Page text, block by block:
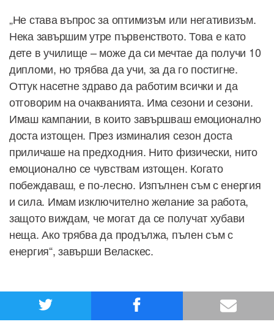
„Не става въпрос за оптимизъм или негативизъм.
Нека завършим утре първенството. Това е като
дете в училище – може да си мечтае да получи 10
дипломи, но трябва да учи, за да го постигне.
Оттук насетне здраво да работим всички и да
отговорим на очакванията. Има сезони и сезони.
Имаш кампании, в които завършваш емоционално
доста изтощен. През изминалия сезон доста
приличаше на предходния. Нито физически, нито
емоционално се чувствам изтощен. Когато
побеждаваш, е по-лесно. Изпълнен съм с енергия
и сила. Имам изключително желание за работа,
защото виждам, че могат да се получат хубави
неща. Ако трябва да продължа, пълен съм с
енергия“, завърши Веласкес.